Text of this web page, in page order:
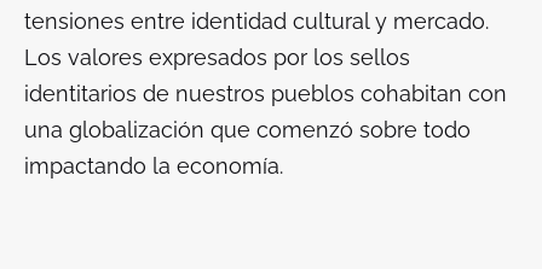
tensiones entre identidad cultural y mercado.
Los valores expresados por los sellos
identitarios de nuestros pueblos cohabitan con
una globalización que comenzó sobre todo
impactando la economía.